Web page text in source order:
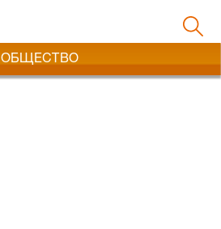
ОБЩЕСТВО